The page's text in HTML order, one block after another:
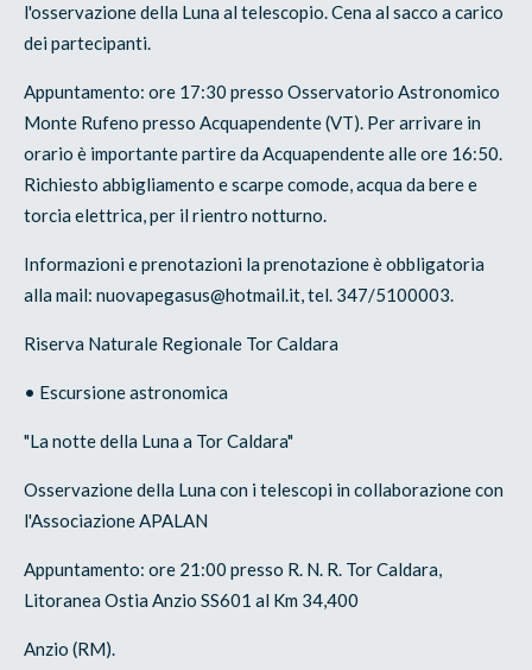
l'osservazione della Luna al telescopio. Cena al sacco a carico
dei partecipanti.
Appuntamento: ore 17:30 presso Osservatorio Astronomico
Monte Rufeno presso Acquapendente (VT). Per arrivare in
orario è importante partire da Acquapendente alle ore 16:50.
Richiesto abbigliamento e scarpe comode, acqua da bere e
torcia elettrica, per il rientro notturno.
Informazioni e prenotazioni la prenotazione è obbligatoria
alla mail: nuovapegasus@hotmail.it, tel. 347/5100003.
Riserva Naturale Regionale Tor Caldara
• Escursione astronomica
"La notte della Luna a Tor Caldara"
Osservazione della Luna con i telescopi in collaborazione con
l'Associazione APALAN
Appuntamento: ore 21:00 presso R. N. R. Tor Caldara,
Litoranea Ostia Anzio SS601 al Km 34,400
Anzio (RM).